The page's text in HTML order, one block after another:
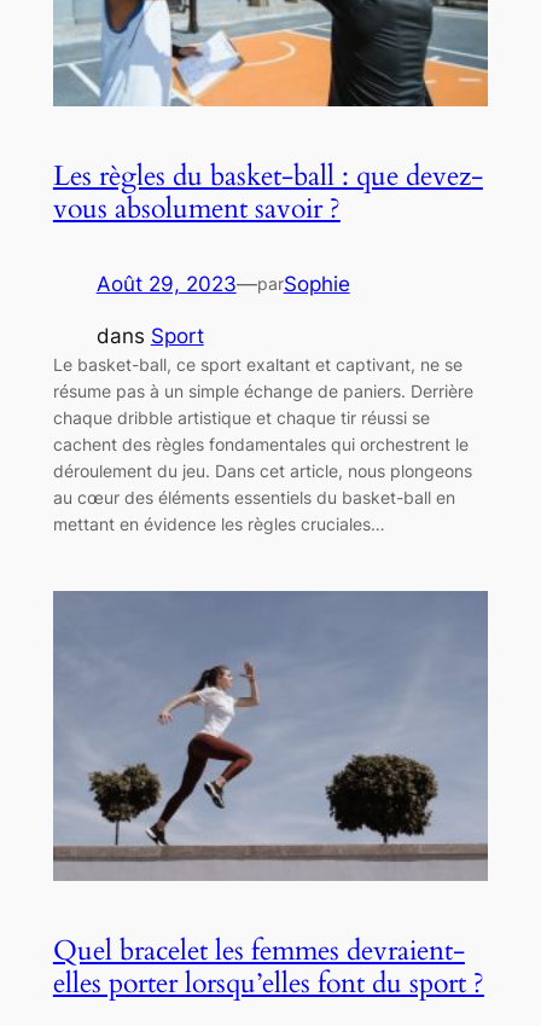
Les règles du basket-ball : que devez-
vous absolument savoir ?
Août 29, 2023—parSophie
dans Sport
Le basket-ball, ce sport exaltant et captivant, ne se
résume pas à un simple échange de paniers. Derrière
chaque dribble artistique et chaque tir réussi se
cachent des règles fondamentales qui orchestrent le
déroulement du jeu. Dans cet article, nous plongeons
au cœur des éléments essentiels du basket-ball en
mettant en évidence les règles cruciales…
Quel bracelet les femmes devraient-
elles porter lorsqu’elles font du sport ?